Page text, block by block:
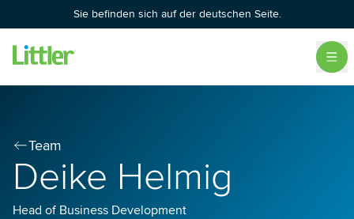
Sie befinden sich auf der deutschen Seite.
Team
Deike Helmig
Head of Business Development